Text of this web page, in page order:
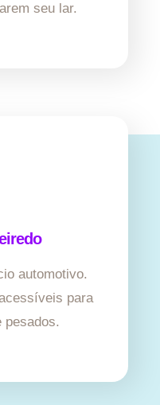
seu lar.
automotivo.
para